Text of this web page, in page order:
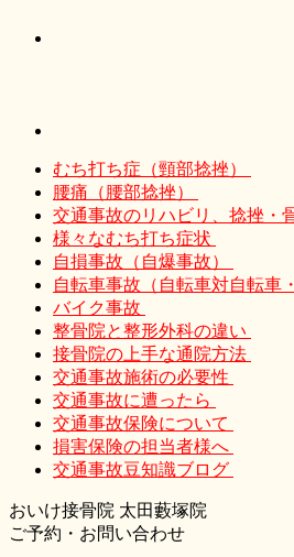
むち打ち症（頸部捻挫）
腰痛（腰部捻挫）
交通事故のリハビリ、捻挫・
様々なむち打ち症状
自損事故（自爆事故）
自転車事故（自転車対自転車
バイク事故
整骨院と整形外科の違い
接骨院の上手な通院方法
交通事故施術の必要性
交通事故に遭ったら
交通事故保険について
損害保険の担当者様へ
交通事故豆知識ブログ
おいけ接骨院 太田藪塚院
ご予約・お問い合わせ